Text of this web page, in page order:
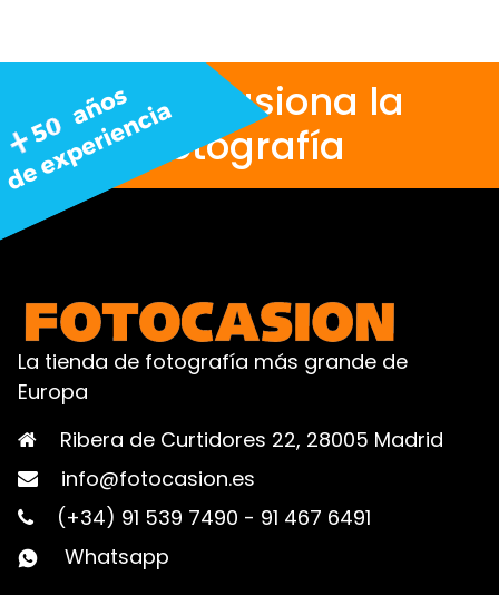
Nos apasiona la
fotografía
La tienda de fotografía más grande de
Europa
Ribera de Curtidores 22, 28005 Madrid
info@fotocasion.es
(+34) 91 539 7490 - 91 467 6491
Whatsapp